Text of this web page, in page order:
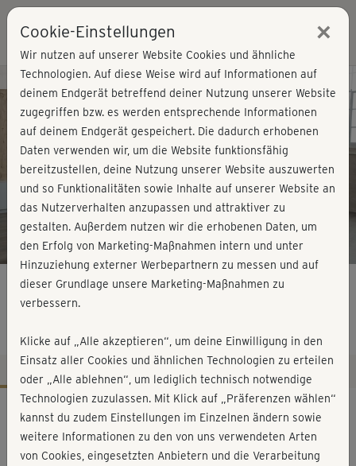
Play
Video
Kursvorschau - Jetzt mitmachen!
Augenschule - Pflanzenschau
Workout-Facts
leicht
2 Min
Cookie-Einstellungen ×
Wir nutzen auf unserer Website Cookies und ähnliche
Technologien. Auf diese Weise wird auf Informationen auf
deinem Endgerät betreffend deiner Nutzung unserer Website
zugegriffen bzw. es werden entsprechende Informationen
auf deinem Endgerät gespeichert. Die dadurch erhobenen
Daten verwenden wir, um die Website funktionsfähig
bereitzustellen, deine Nutzung unserer Website auszuwerten
und so Funktionalitäten sowie Inhalte auf unserer Website an
das Nutzerverhalten anzupassen und attraktiver zu
gestalten. Außerdem nutzen wir die erhobenen Daten, um
den Erfolg von Marketing-Maßnahmen intern und unter
Hinzuziehung externer Werbepartnern zu messen und auf
dieser Grundlage unsere Marketing-Maßnahmen zu
verbessern.
Klicke auf „Alle akzeptieren“, um deine Einwilligung in den
Einsatz aller Cookies und ähnlichen Technologien zu erteilen
oder „Alle ablehnen“, um lediglich technisch notwendige
Technologien zuzulassen. Mit Klick auf „Präferenzen wählen“
kannst du zudem Einstellungen im Einzelnen ändern sowie
weitere Informationen zu den von uns verwendeten Arten
von Cookies, eingesetzten Anbietern und die Verarbeitung